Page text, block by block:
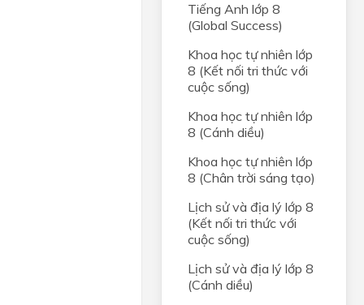
Tiếng Anh lớp 8
(Global Success)
Khoa học tự nhiên lớp
8 (Kết nối tri thức với
cuộc sống)
Khoa học tự nhiên lớp
8 (Cánh diều)
Khoa học tự nhiên lớp
8 (Chân trời sáng tạo)
Lịch sử và địa lý lớp 8
(Kết nối tri thức với
cuộc sống)
Lịch sử và địa lý lớp 8
(Cánh diều)